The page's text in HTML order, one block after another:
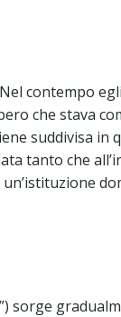
contempo
che stava
suddivisa
tanto che
sorge